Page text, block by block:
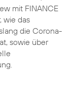
mit FINANCE
wie das
die Corona-
sowie über